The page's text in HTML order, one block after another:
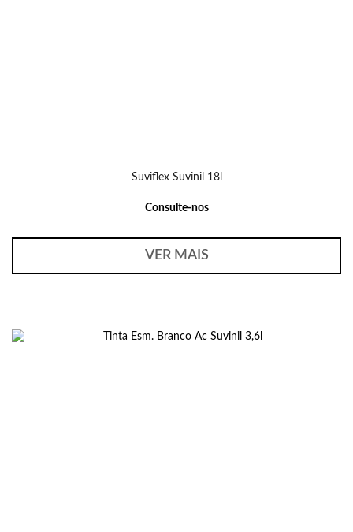
Suviflex Suvinil 18l
Consulte-nos
VER MAIS